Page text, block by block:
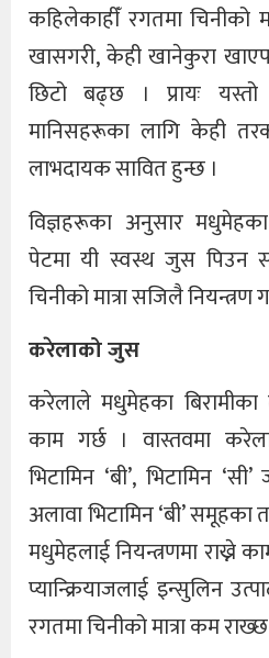
कहिलेकाहीँ रगतमा चिनीको
खासगरी, केही खानेकुरा
छिटो बढ्छ । प्रायः
मानिसहरूका लागि केही
लाभदायक सावित हुन्छ ।
विज्ञहरूका अनुसार
पेटमा यी स्वस्थ जुस पिउन
चिनीको मात्रा सजिलै नियन्त्रण
करेलाको जुस
करेलाले मधुमेहका
काम गर्छ । वास्तवमा
भिटामिन ‘बी’, भिटामिन
अलावा भिटामिन ‘बी’
मधुमेहलाई नियन्त्रणमा राख्ने
प्यान्क्रियाजलाई इन्सुलिन
रगतमा चिनीको मात्रा कम